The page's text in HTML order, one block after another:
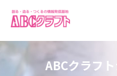
ABCクラフト